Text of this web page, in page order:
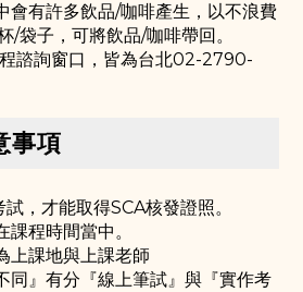
會有許多飲品/咖啡產生，以不浪費
/袋子，可將飲品/咖啡帶回。
諮詢窗口，皆為台北02-2790-
事項
，才能取得SCA核發證照。
程時間當中。
上課地與上課老師
同』有分『線上筆試』與『實作考